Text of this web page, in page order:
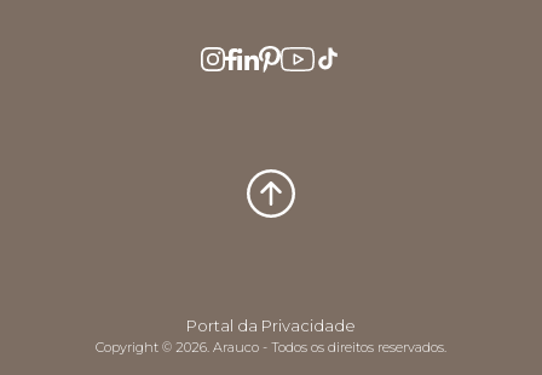
COLOMBIA
MÉXICO
CENTRO AMERICA
Portal da Privacidade
Copyright © 2026. Arauco - Todos os direitos reservados.